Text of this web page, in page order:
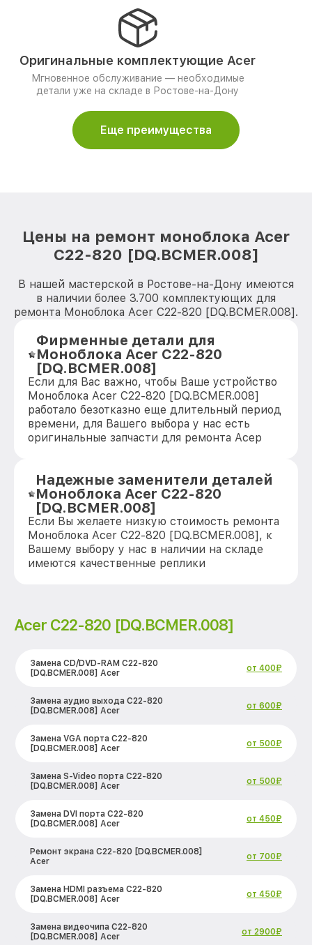
Оригинальные комплектующие Acer
Мгновенное обслуживание — необходимые
детали уже на складе в Ростове-на-Дону
Еще преимущества
Цены на ремонт моноблока Acer
C22-820 [DQ.BCMER.008]
В нашей мастерской в Ростове-на-Дону имеются
в наличии более 3.700 комплектующих для
ремонта Моноблока Acer C22-820 [DQ.BCMER.008].
Фирменные детали для
Моноблока Acer C22-820
[DQ.BCMER.008]
Если для Вас важно, чтобы Ваше устройство
Моноблока Acer C22-820 [DQ.BCMER.008]
работало безотказно еще длительный период
времени, для Вашего выбора у нас есть
оригинальные запчасти для ремонта Асер
Надежные заменители деталей
Моноблока Acer C22-820
[DQ.BCMER.008]
Если Вы желаете низкую стоимость ремонта
Моноблока Acer C22-820 [DQ.BCMER.008], к
Вашему выбору у нас в наличии на складе
имеются качественные реплики
Acer C22-820 [DQ.BCMER.008]
Замена CD/DVD-RAM C22-820
[DQ.BCMER.008] Acer
от 400₽
Замена аудио выхода C22-820
[DQ.BCMER.008] Acer
от 600₽
Замена VGA порта C22-820
[DQ.BCMER.008] Acer
от 500₽
Замена S-Video порта C22-820
[DQ.BCMER.008] Acer
от 500₽
Замена DVI порта C22-820
[DQ.BCMER.008] Acer
от 450₽
Ремонт экрана C22-820 [DQ.BCMER.008]
Acer
от 700₽
Замена HDMI разъема C22-820
[DQ.BCMER.008] Acer
от 450₽
Замена видеочипа C22-820
[DQ.BCMER.008] Acer
от 2900₽